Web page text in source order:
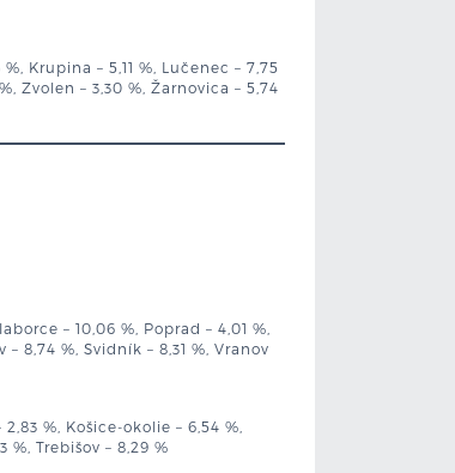
Krupina – 5,11 %, Lučenec – 7,75
Zvolen – 3,30 %, Žarnovica – 5,74
– 10,06 %, Poprad – 4,01 %,
8,74 %, Svidník – 8,31 %, Vranov
%, Košice-okolie – 6,54 %,
%, Trebišov – 8,29 %